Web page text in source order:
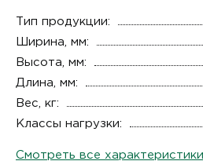
Тип продукции:
Ширина, мм:
Высота, мм:
Длина, мм:
Вес, кг:
Классы нагрузки:
Смотреть все характеристики